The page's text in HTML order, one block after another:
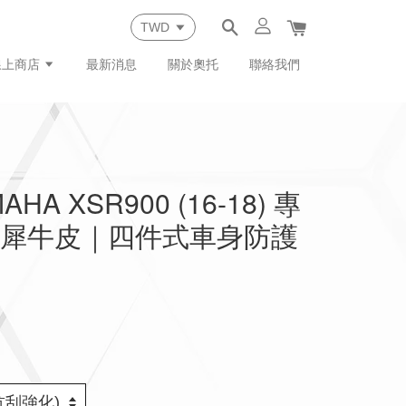
商店 最新消息 關於奧托 聯絡我們
XSR900 (16-18) 專
牛皮｜四件式車身防護